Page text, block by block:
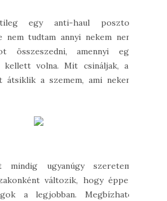
egy anti-haul posztot
nem tudtam annyi nekem nem
összeszedni, amennyi egy
kellett volna. Mit csináljak, az
a szemem, ami nekem
mindig ugyanúgy szeretem,
változik, hogy éppen
a legjobban. Megbízható